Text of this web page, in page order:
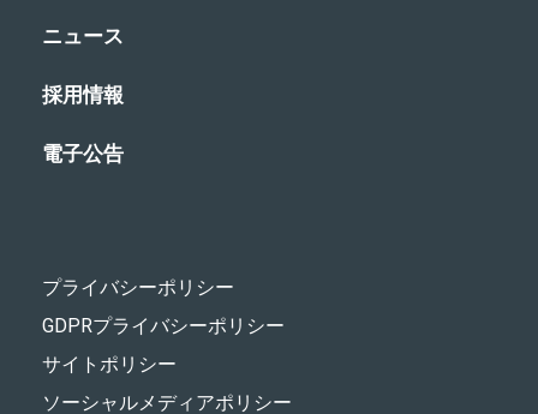
ニュース
採用情報
電子公告
プライバシーポリシー
GDPRプライバシーポリシー
サイトポリシー
ソーシャルメディアポリシー